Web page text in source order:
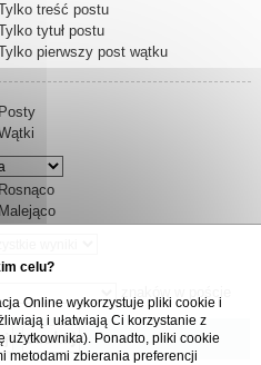
treść postu
tytuł postu
pierwszy post wątku
Posty
Rosnąco
Malejąco
celu?
Online wykorzystuje pliki cookie i
i ułatwiają Ci korzystanie z
użytkownika). Ponadto, pliki cookie
metodami zbierania preferencji